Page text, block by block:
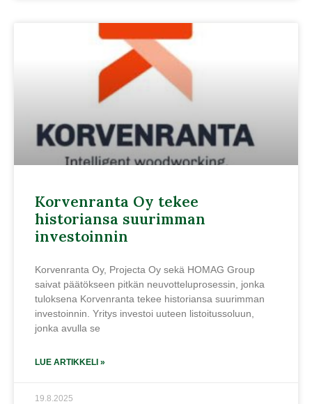
Korvenranta Oy tekee
historiansa suurimman
investoinnin
Korvenranta Oy, Projecta Oy sekä HOMAG Group
saivat päätökseen pitkän neuvotteluprosessin, jonka
tuloksena Korvenranta tekee historiansa suurimman
investoinnin. Yritys investoi uuteen listoitussoluun,
jonka avulla se
LUE ARTIKKELI »
19.8.2025